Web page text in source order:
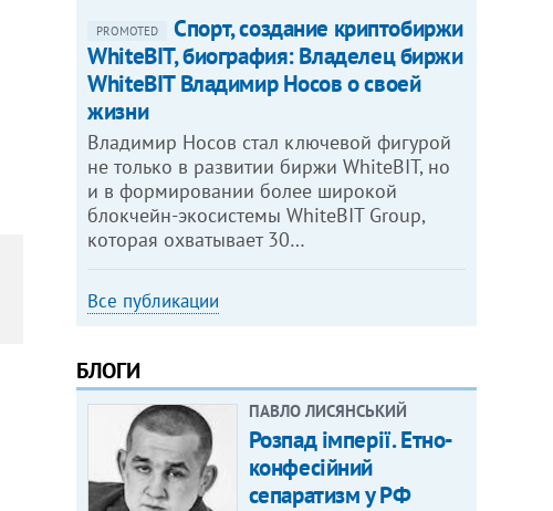
PROMOTED
Спорт, создание криптобиржи
WhiteBIT, биография: Владелец биржи
WhiteBIT Владимир Носов о своей
жизни
Владимир Носов стал ключевой фигурой
не только в развитии биржи WhiteBIT, но
и в формировании более широкой
блокчейн-экосистемы WhiteBIT Group,
которая охватывает 30…
Все публикации
БЛОГИ
ПАВЛО ЛИСЯНСЬКИЙ
Розпад імперії. Етно-
конфесійний
сепаратизм у РФ